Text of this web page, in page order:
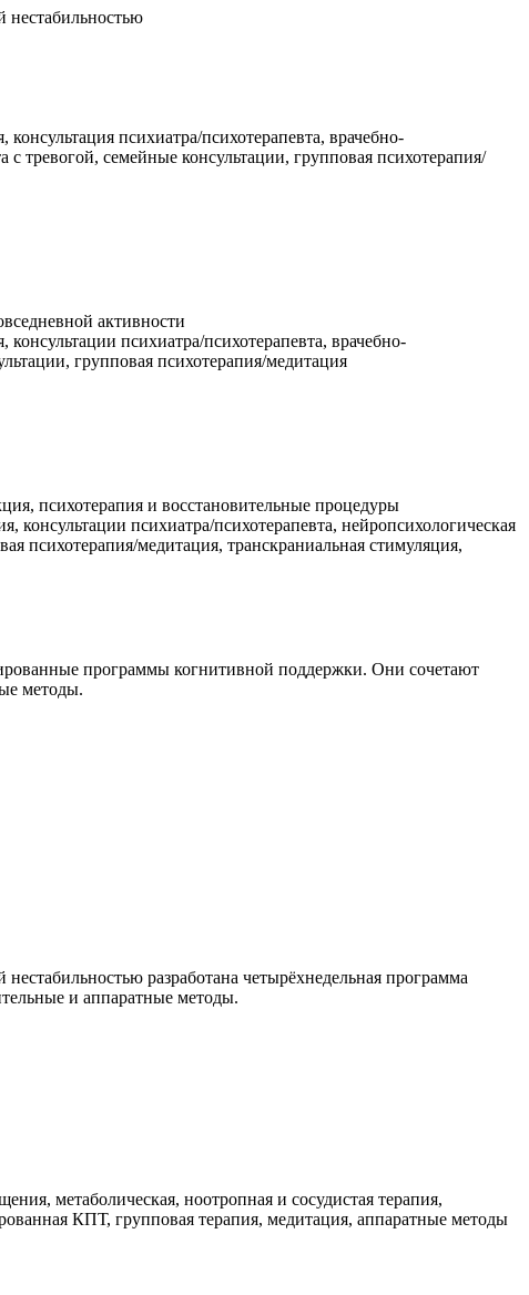
нестабильностью
психиатра/психотерапевта, врачебно-
тревогой, семейные консультации, групповая психотерапия/
активности
психиатра/психотерапевта, врачебно-
групповая психотерапия/медитация
психотерапия и восстановительные процедуры
психиатра/психотерапевта, нейропсихологическая
психотерапия/медитация, транскраниальная стимуляция,
программы когнитивной поддержки. Они сочетают
методы.
разработана четырёхнедельная программа
и аппаратные методы.
метаболическая, ноотропная и сосудистая терапия,
КПТ, групповая терапия, медитация, аппаратные методы